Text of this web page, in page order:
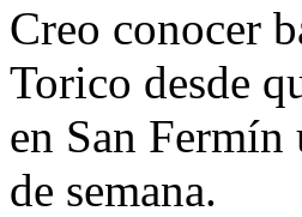
Creo conocer
Torico desde
en San Fermín
de semana.